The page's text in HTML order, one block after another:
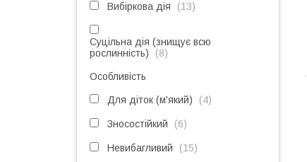
Вибіркова дія 13
Суцільна дія (знищує всю
рослинність)
8
Особливість
Для діток (м'який) 4
Зносостійкий 6
Невибагливий 15